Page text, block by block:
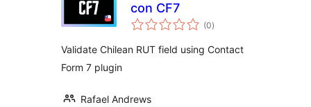
con CF7
(0કુલ
રેટિંગ્સ
)
Validate Chilean RUT field using Contact
Form 7 plugin
Rafael Andrews